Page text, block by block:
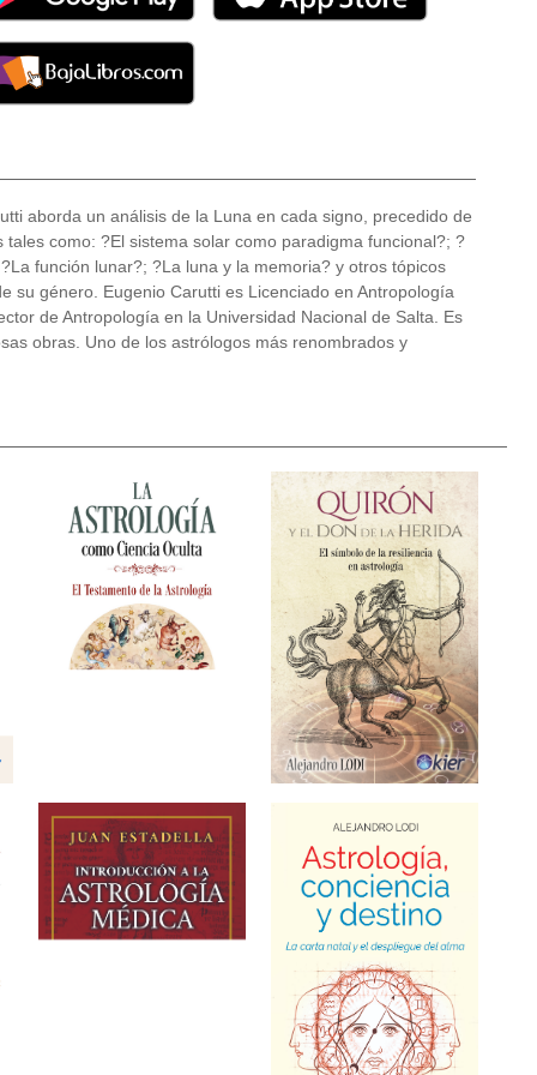
aborda un análisis de la Luna en cada signo, precedido de
como: ?El sistema solar como paradigma funcional?; ?
función lunar?; ?La luna y la memoria? y otros tópicos
su género. Eugenio Carutti es Licenciado en Antropología
de Antropología en la Universidad Nacional de Salta. Es
obras. Uno de los astrólogos más renombrados y